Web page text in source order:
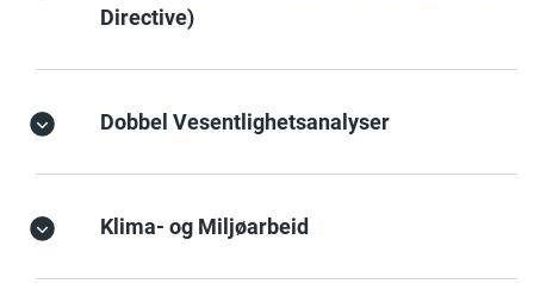
Directive)
Dobbel Vesentlighetsanalyser
Klima- og Miljøarbeid